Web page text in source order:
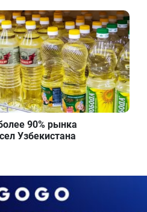
90% рынка
Узбекистана